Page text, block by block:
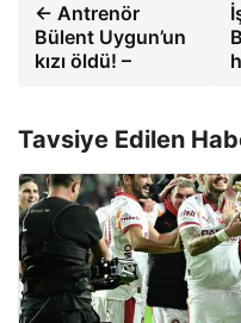
← Antrenör
Bülent Uygun’un
kızı öldü! –
Tavsiye Edilen